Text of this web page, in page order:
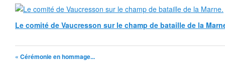
Le comité de Vaucresson sur le champ de bataille de la
« Cérémonie en hommage...